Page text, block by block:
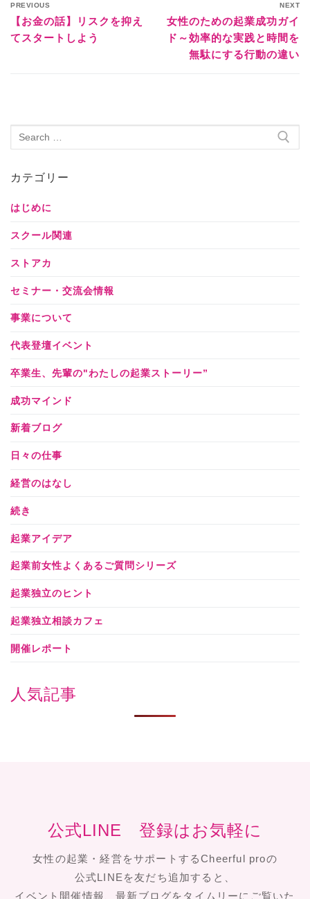
PREVIOUS
【お金の話】リスクを抑え
てスタートしよう
NEXT
女性のための起業成功ガイ
ド～効率的な実践と時間を
無駄にする行動の違い
カテゴリー
はじめに
スクール関連
ストアカ
セミナー・交流会情報
事業について
代表登壇イベント
卒業生、先輩の"わたしの起業ストーリー”
成功マインド
新着ブログ
日々の仕事
経営のはなし
続き
起業アイデア
起業前女性よくあるご質問シリーズ
起業独立のヒント
起業独立相談カフェ
開催レポート
人気記事
公式LINE 登録はお気軽に
女性の起業・経営をサポートするCheerful proの
公式LINEを友だち追加すると、
イベント開催情報、最新ブログをタイムリーにご覧いた